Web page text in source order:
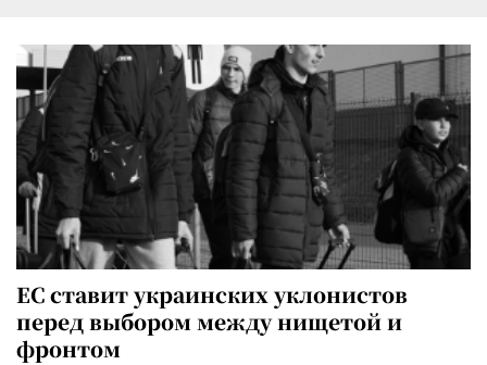
ЕС ставит украинских уклонистов
перед выбором между нищетой и
фронтом